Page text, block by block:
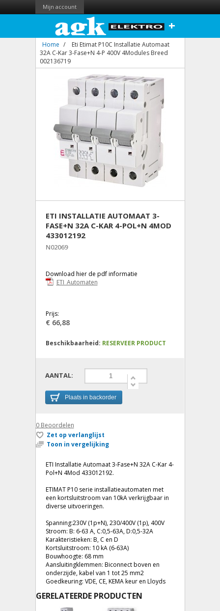
Mijn account
+
Home /
Eti Etimat P10C Installatie Automaat
32A C-Kar 3-Fase+N 4-P 400V 4Modules Breed
002136719
ETI INSTALLATIE AUTOMAAT 3-
FASE+N 32A C-KAR 4-POL+N 4MOD
433012192
N02069
Download hier de pdf informatie
ETI_Automaten
Prijs:
€ 66,88
Beschikbaarheid: RESERVEER PRODUCT
AANTAL:
Plaats in backorder
0Beoordelen
Zet op verlanglijst
Toon in vergelijking
ETI Installatie Automaat 3-Fase+N 32A C-Kar 4-
Pol+N 4Mod 433012192.
ETIMAT P10 serie installatieautomaten met
een kortsluitstroom van 10kA verkrijgbaar in
diverse uitvoeringen.
Spanning:230V (1p+N), 230/400V (1p), 400V
Stroom: B: 6-63 A, C:0,5-63A, D:0,5-32A
Karakteristieken: B, C en D
Kortsluitstroom: 10 kA (6-63A)
Bouwhoogte: 68 mm
Aansluitingklemmen: Biconnect boven en
onderzijde, kabel van 1 tot 25 mm2
Goedkeuring: VDE, CE, KEMA keur en Lloyds
GERELATEERDE PRODUCTEN